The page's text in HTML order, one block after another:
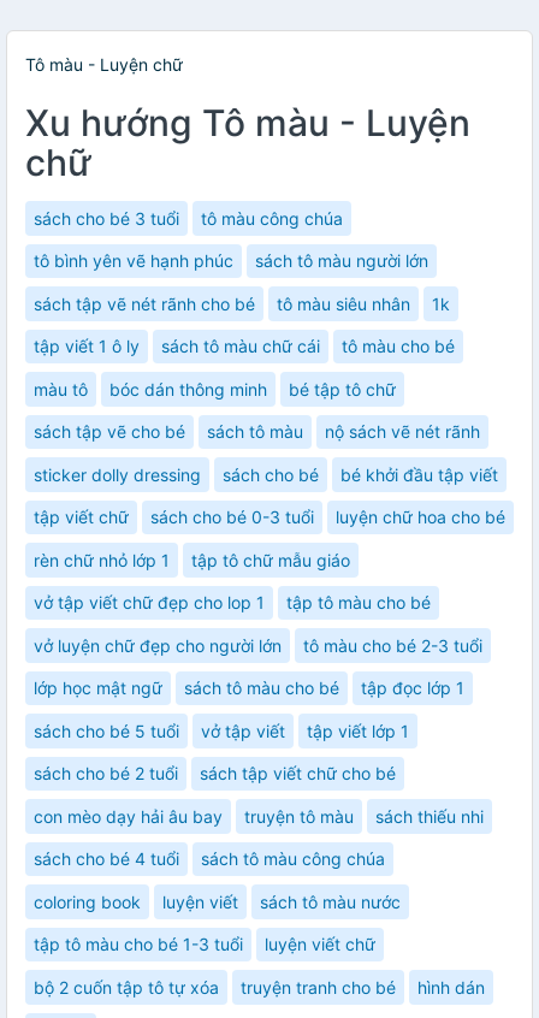
Tô màu - Luyện chữ
Xu hướng Tô màu - Luyện
chữ
sách cho bé 3 tuổi tô màu công chúa
tô bình yên vẽ hạnh phúc sách tô màu người lớn
sách tập vẽ nét rãnh cho bé tô màu siêu nhân 1k
tập viết 1 ô ly sách tô màu chữ cái tô màu cho bé
màu tô bóc dán thông minh bé tập tô chữ
sách tập vẽ cho bé sách tô màu nộ sách vẽ nét rãnh
sticker dolly dressing sách cho bé bé khởi đầu tập viết
tập viết chữ sách cho bé 0-3 tuổi luyện chữ hoa cho bé
rèn chữ nhỏ lớp 1 tập tô chữ mẫu giáo
vở tập viết chữ đẹp cho lop 1 tập tô màu cho bé
vở luyện chữ đẹp cho người lớn tô màu cho bé 2-3 tuổi
lớp học mật ngữ sách tô màu cho bé tập đọc lớp 1
sách cho bé 5 tuổi vở tập viết tập viết lớp 1
sách cho bé 2 tuổi sách tập viết chữ cho bé
con mèo dạy hải âu bay truyện tô màu sách thiếu nhi
sách cho bé 4 tuổi sách tô màu công chúa
coloring book luyện viết sách tô màu nước
tập tô màu cho bé 1-3 tuổi luyện viết chữ
bộ 2 cuốn tập tô tự xóa truyện tranh cho bé hình dán